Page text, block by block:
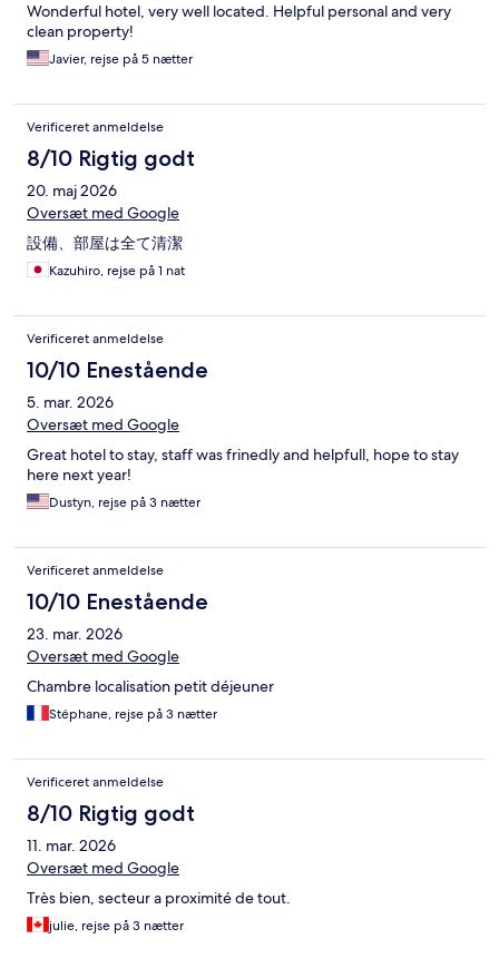
Wonderful hotel, very well located. Helpful personal and very
clean property!
Javier, rejse på 5 nætter
Verificeret anmeldelse
8/10 Rigtig godt
20. maj 2026
Oversæt med Google
設備、部屋は全て清潔
Kazuhiro, rejse på 1 nat
Verificeret anmeldelse
10/10 Enestående
5. mar. 2026
Oversæt med Google
Great hotel to stay, staff was frinedly and helpfull, hope to stay
here next year!
Dustyn, rejse på 3 nætter
Verificeret anmeldelse
10/10 Enestående
23. mar. 2026
Oversæt med Google
Chambre localisation petit déjeuner
Stéphane, rejse på 3 nætter
Verificeret anmeldelse
8/10 Rigtig godt
11. mar. 2026
Oversæt med Google
Très bien, secteur a proximité de tout.
julie, rejse på 3 nætter